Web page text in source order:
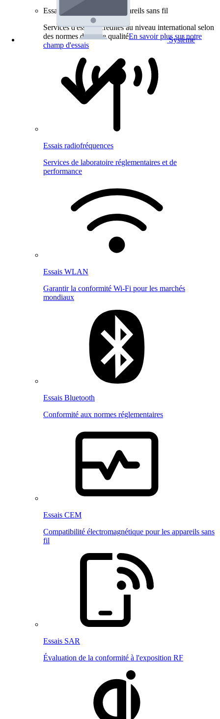
Système
Essais de produits pour appareils sans fil
Services d'essai accrédités au niveau international selon
des normes de haute qualitéEn savoir plus sur notre
champ d'essais
Essais radiofréquences
Services de laboratoire réglementaires et de
performance
Essais WLAN
Garantir la conformité Wi-Fi pour les marchés
mondiaux
Essais Bluetooth
Conformité aux normes réglementaires
Essais CEM
Compatibilité électromagnétique pour les appareils sans
fil
Essais SAR
Évaluation de la conformité à l'exposition RF